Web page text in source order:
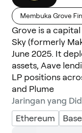
Membuka Grove
Grove is a
Sky (formerly
June 2025. It
assets, Aave
LP positions
and Plume
Jaringan yang
Ethereum
Base